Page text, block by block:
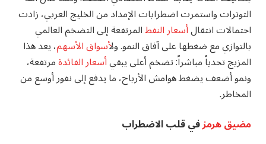
التوترات واستمرت اضطرابات الإمداد من الخليج العربي، زادت
احتمالات انتقالأسعار النفطالمرتفعة إلى التضخم العالمي
بالتوازي مع ضغطها على آفاق النمو. ولأسواق الأسهم، يعد هذا
المزيج تحدياً مباشراً: تضخم أعلى يبقيأسعار الفائدةمرتفعة،
ونمو أضعف يضغط هوامش الأرباح، ما يدفع إلى نفور أوسع من
المخاطر.
مضيق هرمزفي قلب الاضطراب